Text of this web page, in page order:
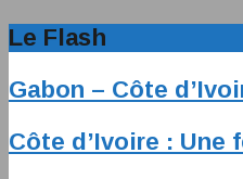
Le Flash
Gabon – Côte
Côte d’Ivoire :